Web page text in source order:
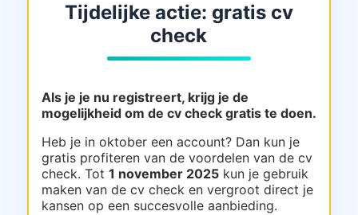
Tijdelijke actie: gratis cv
check
Als je je nu registreert, krijg je de
mogelijkheid om de cv check gratis te doen.
Heb je in oktober een account? Dan kun je
gratis profiteren van de voordelen van de cv
check. Tot 1 november 2025kun je gebruik
maken van de cv check en vergroot direct je
kansen op een succesvolle aanbieding.